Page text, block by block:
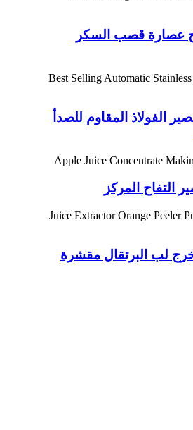
عصارة قصب السكر
الفولاذ المقاوم للصدأ
التفاح المركز
لب البرتقال مقشرة